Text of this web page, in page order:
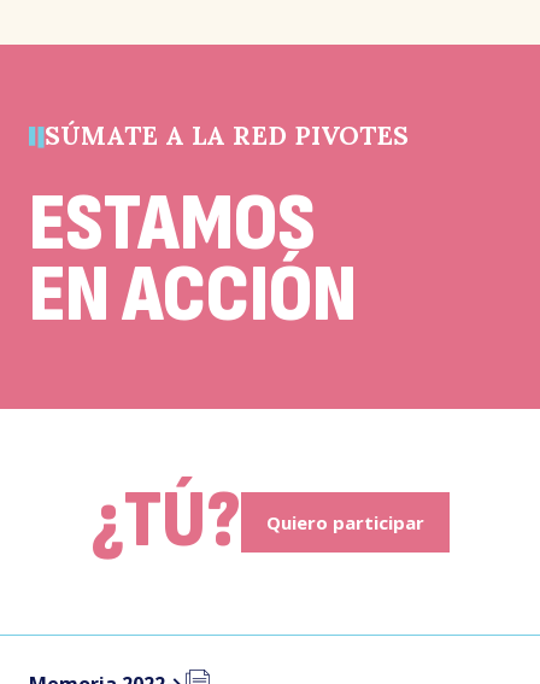
debe
SÚMATE A LA RED PIVOTES
ESTAMOS
EN ACCIÓN
¿TÚ? Quiero participar